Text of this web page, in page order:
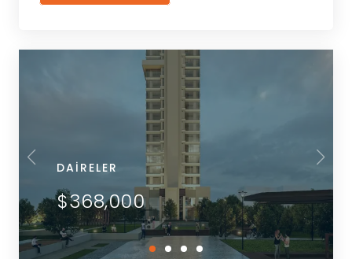
DAIRELER
$368,000